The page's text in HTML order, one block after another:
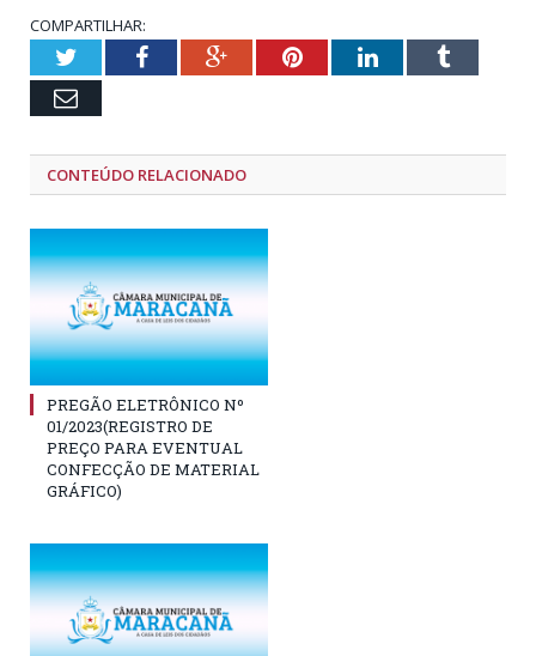
COMPARTILHAR:
TwitterFacebookGoogle+PinterestLinkedInTumblr
Email
CONTEÚDO RELACIONADO
PREGÃO ELETRÔNICO Nº
01/2023(REGISTRO DE
PREÇO PARA EVENTUAL
CONFECÇÃO DE MATERIAL
GRÁFICO)